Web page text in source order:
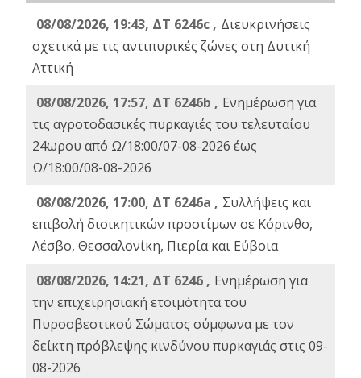
08/08/2026, 19:43, ΔT 6246c , Διευκρινήσεις
σχετικά με τις αντιπυρικές ζώνες στη Δυτική
Αττική
08/08/2026, 17:57, ΔΤ 6246b , Ενημέρωση για
τις αγροτοδασικές πυρκαγιές του τελευταίου
24ωρου από Ω/18:00/07-08-2026 έως
Ω/18:00/08-08-2026
08/08/2026, 17:00, ΔΤ 6246a , Συλλήψεις και
επιβολή διοικητικών προστίμων σε Κόρινθο,
Λέσβο, Θεσσαλονίκη, Πιερία και Εύβοια
08/08/2026, 14:21, ΔΤ 6246 , Ενημέρωση για
την επιχειρησιακή ετοιμότητα του
Πυροσβεστικού Σώματος σύμφωνα με τον
δείκτη πρόβλεψης κινδύνου πυρκαγιάς στις 09-
08-2026